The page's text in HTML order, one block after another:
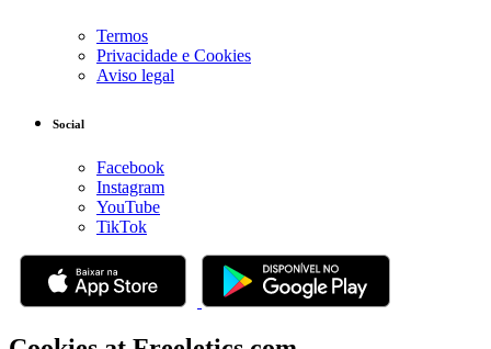
Termos
Privacidade e Cookies
Aviso legal
Social
Facebook
Instagram
YouTube
TikTok